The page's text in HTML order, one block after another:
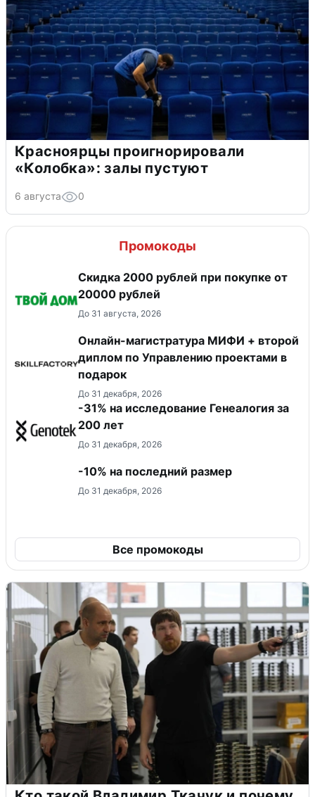
Красноярцы проигнорировали
«Колобка»: залы пустуют
6 августа 0
Промокоды
Скидка 2000 рублей при покупке от
20000 рублей
До 31 августа, 2026
Онлайн-магистратура МИФИ + второй
диплом по Управлению проектами в
подарок
До 31 декабря, 2026
-31% на исследование Генеалогия за
200 лет
До 31 декабря, 2026
-10% на последний размер
До 31 декабря, 2026
Все промокоды